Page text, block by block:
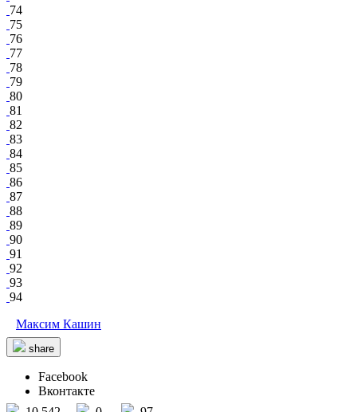
74
75
76
77
78
79
80
81
82
83
84
85
86
87
88
89
90
91
92
93
94
Максим Кашин
share
Facebook
Вконтакте